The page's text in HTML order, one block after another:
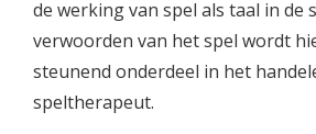
de werking van spel als taal in de
verwoorden van het spel wordt
steunend onderdeel in het
speltherapeut.